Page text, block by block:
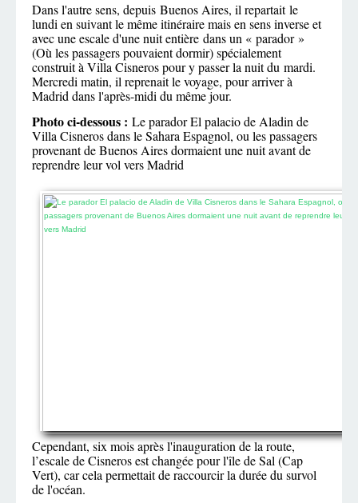
Dans l'autre sens, depuis Buenos Aires, il repartait le
lundi en suivant le même itinéraire mais en sens inverse et
avec une escale d'une nuit entière dans un « parador »
(Où les passagers pouvaient dormir) spécialement
construit à Villa Cisneros pour y passer la nuit du mardi.
Mercredi matin, il reprenait le voyage, pour arriver à
Madrid dans l'après-midi du même jour.
Photo ci-dessous : Le parador El palacio de Aladin de
Villa Cisneros dans le Sahara Espagnol, ou les passagers
provenant de Buenos Aires dormaient une nuit avant de
reprendre leur vol vers Madrid
Cependant, six mois après l'inauguration de la route,
l’escale de Cisneros est changée pour l'île de Sal (Cap
Vert), car cela permettait de raccourcir la durée du survol
de l'océan.